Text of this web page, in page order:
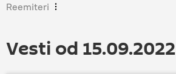
Reemiteri
Vesti od 15.09.2022